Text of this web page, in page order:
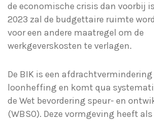
de economische crisis dan voorbij
2023 zal de budgettaire ruimte
voor een andere maatregel om de
werkgeverskosten te verlagen.
De BIK is een afdrachtvermindering
loonheffing en komt qua
de Wet bevordering speur- en
(WBSO). Deze vormgeving heeft